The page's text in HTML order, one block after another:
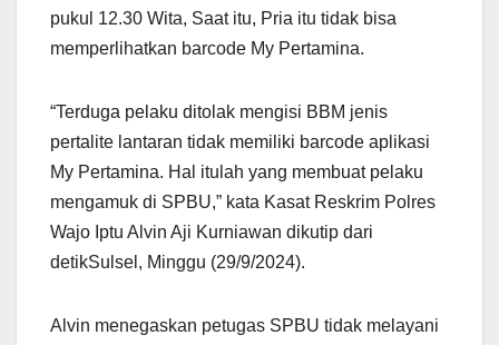
pukul 12.30 Wita, Saat itu, Pria itu tidak bisa
memperlihatkan barcode My Pertamina.
“Terduga pelaku ditolak mengisi BBM jenis
pertalite lantaran tidak memiliki barcode aplikasi
My Pertamina. Hal itulah yang membuat pelaku
mengamuk di SPBU,” kata Kasat Reskrim Polres
Wajo Iptu Alvin Aji Kurniawan dikutip dari
detikSulsel, Minggu (29/9/2024).
Alvin menegaskan petugas SPBU tidak melayani